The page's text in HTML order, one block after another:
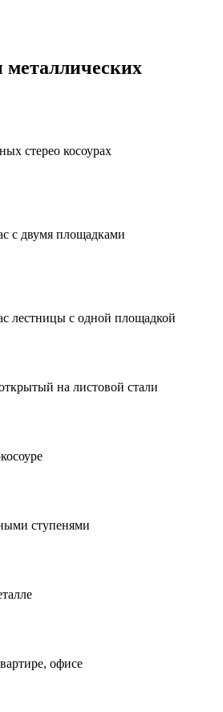
стерео косоурах
с двумя площадками
лестницы с одной площадкой
на листовой стали
ступенями
офисе